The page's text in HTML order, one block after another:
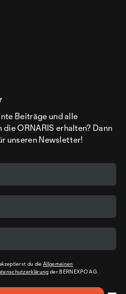
Beiträge und alle
ORNARIS erhalten? Dann
unseren Newsletter!
du dieAllgemeinen
der BERNEXPO AG.